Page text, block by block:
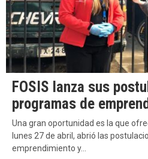
FOSIS lanza sus
programas de
Una gran oportunidad es la que
lunes 27 de abril, abrió las
emprendimiento y…